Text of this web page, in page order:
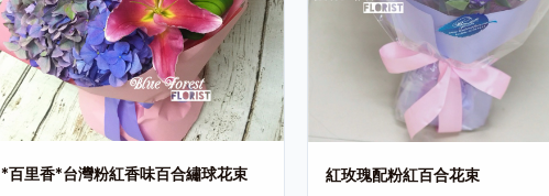
*百里香*台灣粉紅香味百合繡球花束 紅玫瑰配粉紅百合花束